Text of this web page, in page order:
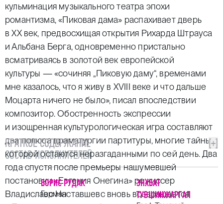
кульминация музыкального театра эпохи
романтизма, «Пиковая дама» распахивает дверь
в ХХ век, предвосхищая открытия Рихарда Штрауса
и Альбана Берга, одновременно пристально
всматриваясь в золотой век европейской
культуры — «сочиняя „Пиковую даму“, временами
мне казалось, что я живу в XVIII веке и что дальше
Моцарта ничего не было», писал впоследствии
композитор. Обостренность экспрессии
и изощренная культурологическая игра составляют
два полюса драматургии партитуры, многие тайны
которой остаются неразгаданными по сей день. Два
года спустя после премьеры нашумевшей
постановки «Евгения Онегина» режиссер
Владиславс Наставшевс вновь возвращается
КРАТКОЕ СОДЕРЖАНИЕ
[+]
СОСТАВ ИСПОЛНИТЕЛЕЙ
БОРИС РУДАК
Герман
ЭНХБАТ
ТУВШИНЖАРГАЛ